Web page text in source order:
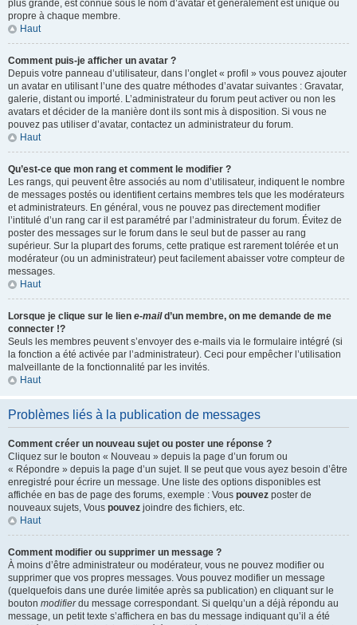
plus grande, est connue sous le nom d’avatar et généralement est unique ou
propre à chaque membre.
Haut
Comment puis-je afficher un avatar ?
Depuis votre panneau d’utilisateur, dans l’onglet « profil » vous pouvez ajouter
un avatar en utilisant l’une des quatre méthodes d’avatar suivantes : Gravatar,
galerie, distant ou importé. L’administrateur du forum peut activer ou non les
avatars et décider de la manière dont ils sont mis à disposition. Si vous ne
pouvez pas utiliser d’avatar, contactez un administrateur du forum.
Haut
Qu’est-ce que mon rang et comment le modifier ?
Les rangs, qui peuvent être associés au nom d’utilisateur, indiquent le nombre
de messages postés ou identifient certains membres tels que les modérateurs
et administrateurs. En général, vous ne pouvez pas directement modifier
l’intitulé d’un rang car il est paramétré par l’administrateur du forum. Évitez de
poster des messages sur le forum dans le seul but de passer au rang
supérieur. Sur la plupart des forums, cette pratique est rarement tolérée et un
modérateur (ou un administrateur) peut facilement abaisser votre compteur de
messages.
Haut
Lorsque je clique sur le lien e-maild’un membre, on me demande de me
connecter !?
Seuls les membres peuvent s’envoyer des e-mails via le formulaire intégré (si
la fonction a été activée par l’administrateur). Ceci pour empêcher l’utilisation
malveillante de la fonctionnalité par les invités.
Haut
Problèmes liés à la publication de messages
Comment créer un nouveau sujet ou poster une réponse ?
Cliquez sur le bouton « Nouveau » depuis la page d’un forum ou
« Répondre » depuis la page d’un sujet. Il se peut que vous ayez besoin d’être
enregistré pour écrire un message. Une liste des options disponibles est
affichée en bas de page des forums, exemple : Vous pouvez poster de
nouveaux sujets, Vous pouvez joindre des fichiers, etc.
Haut
Comment modifier ou supprimer un message ?
À moins d’être administrateur ou modérateur, vous ne pouvez modifier ou
supprimer que vos propres messages. Vous pouvez modifier un message
(quelquefois dans une durée limitée après sa publication) en cliquant sur le
bouton modifierdu message correspondant. Si quelqu’un a déjà répondu au
message, un petit texte s’affichera en bas du message indiquant qu’il a été